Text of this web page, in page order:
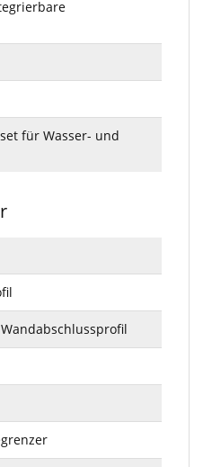
für Wasser- und